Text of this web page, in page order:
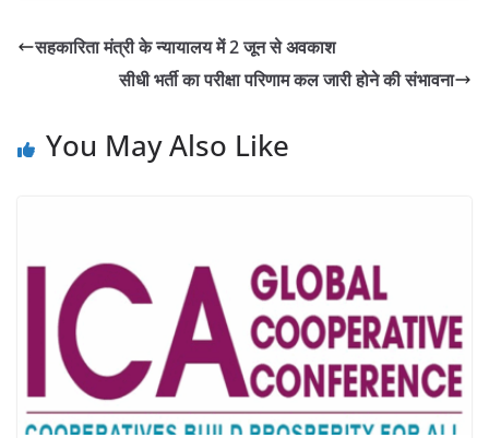
सहकारिता मंत्री के न्यायालय में 2 जून से अवकाश
सीधी भर्ती का परीक्षा परिणाम कल जारी होने की संभावना
You May Also Like